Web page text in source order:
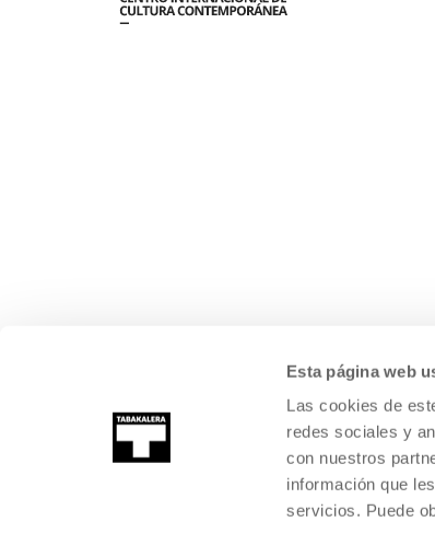
Esta página web
Las cookies de
redes sociales y
con nuestros
información que
servicios. Puede